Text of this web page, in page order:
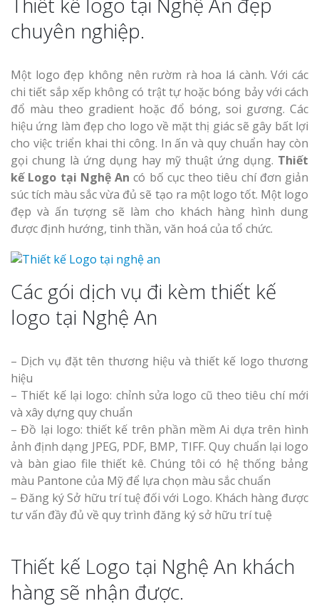
chuyên nghiệp.
Một logo đẹp không nên rườm rà hoa lá cành. Với các
chi tiết sắp xếp không có trật tự hoặc bóng bảy với cách
đổ màu theo gradient hoặc đổ bóng, soi gương. Các
hiệu ứng làm đẹp cho logo về mặt thị giác sẽ gây bất lợi
cho việc triển khai thi công. In ấn và quy chuẩn hay còn
gọi chung là ứng dụng hay mỹ thuật ứng dụng. Thiết
kế Logo tại Nghệ Ancó bố cục theo tiêu chí đơn giản
súc tích màu sắc vừa đủ sẽ tạo ra một logo tốt. Một logo
đẹp và ấn tượng sẽ làm cho khách hàng hình dung
được định hướng, tinh thần, văn hoá của tổ chức.
Các gói dịch vụ đi kèm thiết kế
logo tại Nghệ An
– Dịch vụ đặt tên thương hiệu và thiết kế logo thương
hiệu
– Thiết kế lại logo: chỉnh sửa logo cũ theo tiêu chí mới
và xây dựng quy chuẩn
– Đồ lại logo: thiết kế trên phần mềm Ai dựa trên hình
ảnh định dạng JPEG, PDF, BMP, TIFF. Quy chuẩn lại logo
và bàn giao file thiết kê. Chúng tôi có hệ thống bảng
màu Pantone của Mỹ để lựa chọn màu sắc chuẩn
– Đăng ký Sở hữu trí tuệ đối với Logo. Khách hàng được
tư vấn đầy đủ về quy trình đăng ký sở hữu trí tuệ
Thiết kế Logo tại Nghệ An khách
hàng sẽ nhận được.